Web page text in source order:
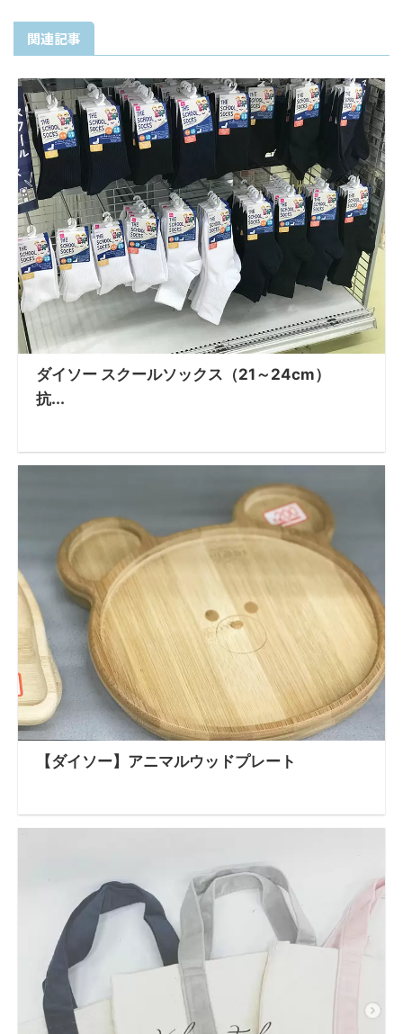
関連記事
ダイソー スクールソックス（21～24cm）
抗...
【ダイソー】アニマルウッドプレート